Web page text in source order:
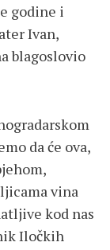
godine i
Ivan,
blagoslovio
da će ova,
vina
kod nas
Iločkih